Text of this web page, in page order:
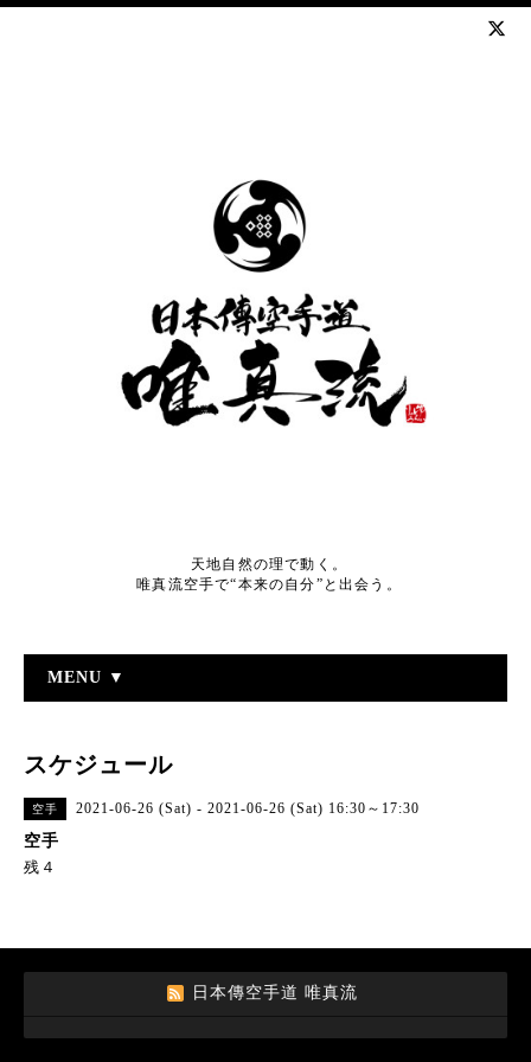
天地自然の理で動く。
唯真流空手で“本来の自分”と出会う。
MENU ▼
スケジュール
空手 2021-06-26 (Sat) - 2021-06-26 (Sat) 16:30～17:30
空手
残４
日本傳空手道 唯真流